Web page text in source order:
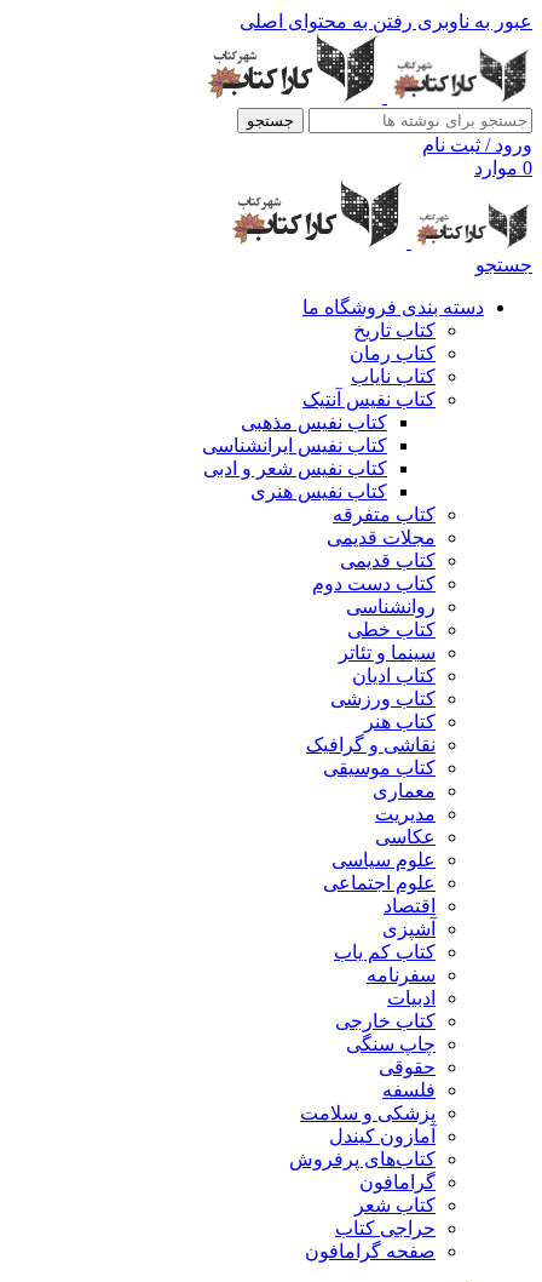
عبور به ناوبری رفتن به محتوای اصلی
جستجو
ورود / ثبت نام
0 موارد
جستجو
دسته بندی فروشگاه ما
کتاب تاریخ
کتاب رمان
کتاب نایاب
کتاب نفیس آنتیک
کتاب نفیس مذهبی
کتاب نفیس ایرانشناسی
کتاب نفیس شعر و ادبی
کتاب نفیس هنری
کتاب متفرقه
مجلات قدیمی
کتاب قدیمی
کتاب دست دوم
روانشناسی
کتاب خطی
سینما و تئاتر
کتاب ادیان
کتاب ورزشی
کتاب هنر
نقاشی و گرافیک
کتاب موسیقی
معماری
مدیریت
عکاسی
علوم سیاسی
علوم اجتماعی
اقتصاد
آشپزی
کتاب کم یاب
سفرنامه
ادبیات
کتاب خارجی
چاپ سنگی
حقوقی
فلسفه
پزشکی و سلامت
آمازون کیندل
کتاب‌های پرفروش
گرامافون
کتاب شعر
حراجی کتاب
صفحه گرامافون